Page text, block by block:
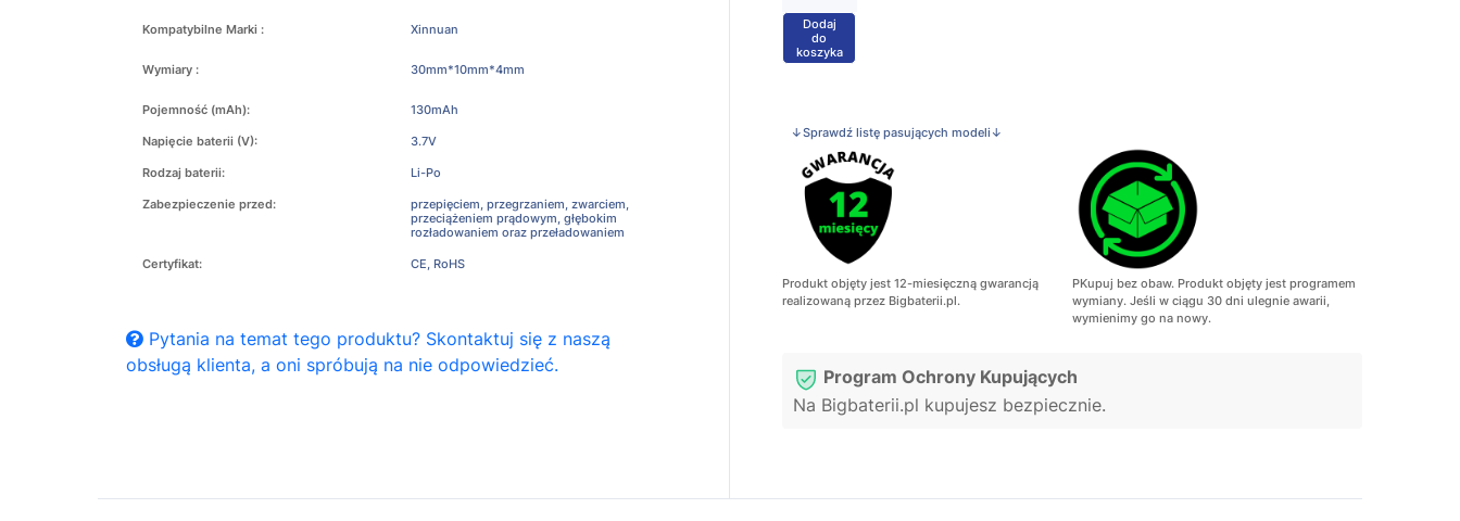
Kompatybilne Marki : Xinnuan
Wymiary : 30mm*10mm*4mm
Pojemność (mAh): 130mAh
Napięcie baterii (V): 3.7V
Rodzaj baterii: Li-Po
Zabezpieczenie przed:
przepięciem, przegrzaniem, zwarciem,
przeciążeniem prądowym, głębokim
rozładowaniem oraz przeładowaniem
Certyfikat: CE, RoHS
Pytania na temat tego produktu? Skontaktuj się z naszą
obsługą klienta, a oni spróbują na nie odpowiedzieć.
+
Dodaj
do
koszyka
↓Sprawdź listę pasujących modeli↓
Produkt objęty jest 12-miesięczną gwarancją
realizowaną przez Bigbaterii.pl.
PKupuj bez obaw. Produkt objęty jest programem
wymiany. Jeśli w ciągu 30 dni ulegnie awarii,
wymienimy go na nowy.
Program Ochrony Kupujących
Na Bigbaterii.pl kupujesz bezpiecznie.